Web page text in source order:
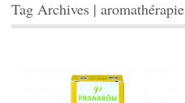
Tag Archives | aromathérapie